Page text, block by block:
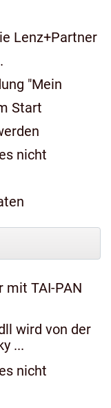
Lenz+Partner
"Mein
Start
nicht
mit TAI-PAN
wird von der
...
nicht